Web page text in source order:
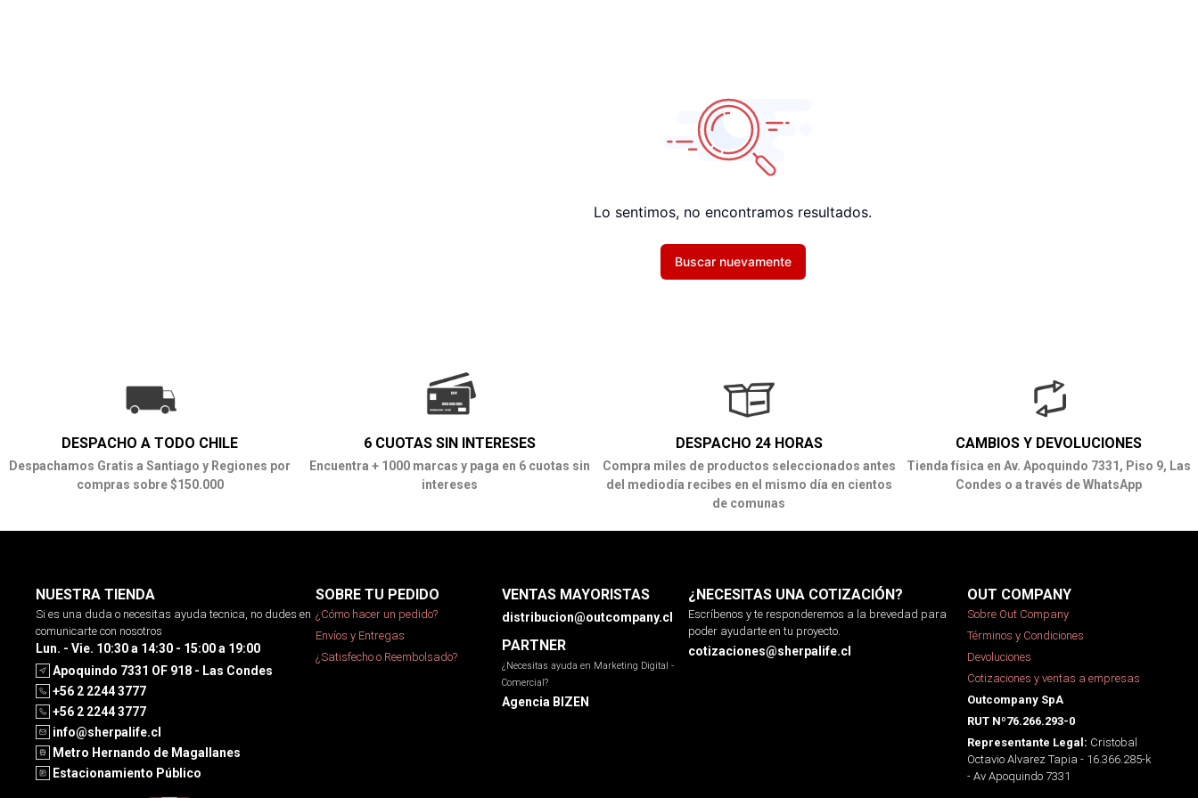
Lo sentimos, no encontramos resultados.
Buscar nuevamente
DESPACHO A TODO CHILE
Despachamos Gratis a Santiago y Regiones por
compras sobre $150.000
6 CUOTAS SIN INTERESES
Encuentra + 1000 marcas y paga en 6 cuotas sin
intereses
DESPACHO 24 HORAS
Compra miles de productos seleccionados antes
del mediodía recibes en el mismo día en cientos
de comunas
CAMBIOS Y DEVOLUCIONES
Tienda física en Av. Apoquindo 7331, Piso 9, Las
Condes o a través de WhatsApp
NUESTRA TIENDA
Si es una duda o necesitas ayuda tecnica, no dudes en
comunicarte con nosotros
Lun. - Vie. 10:30 a 14:30 - 15:00 a 19:00
Apoquindo 7331 OF 918 - Las Condes
+56 2 2244 3777
+56 2 2244 3777
info@sherpalife.cl
Metro Hernando de Magallanes
Estacionamiento Público
SOBRE TU PEDIDO
¿Cómo hacer un pedido?
Envíos y Entregas
¿Satisfecho o Reembolsado?
VENTAS MAYORISTAS
distribucion@outcompany.cl
PARTNER
¿Necesitas ayuda en Marketing Digital -
Comercial?
Agencia BIZEN
¿NECESITAS UNA COTIZACIÓN?
Escríbenos y te responderemos a la brevedad para
poder ayudarte en tu proyecto.
cotizaciones@sherpalife.cl
OUT COMPANY
Sobre Out Company
Términos y Condiciones
Devoluciones
Cotizaciones y ventas a empresas
Outcompany SpA
RUT Nº76.266.293-0
Representante Legal: Cristobal
Octavio Alvarez Tapia - 16.366.285-k
- Av Apoquindo 7331